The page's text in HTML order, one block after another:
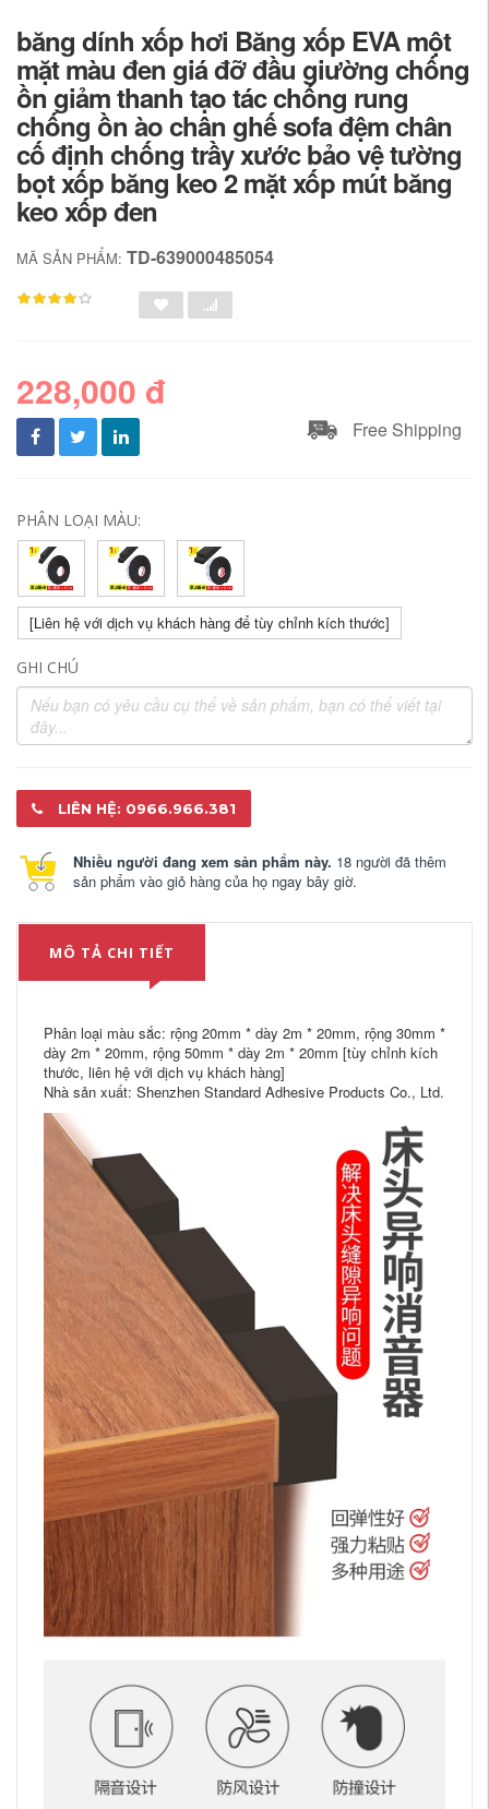
băng dính xốp hơi Băng xốp EVA một
mặt màu đen giá đỡ đầu giường chống
ồn giảm thanh tạo tác chống rung
chống ồn ào chân ghế sofa đệm chân
cố định chống trầy xước bảo vệ tường
bọt xốp băng keo 2 mặt xốp mút băng
keo xốp đen
MÃ SẢN PHẨM: TD-639000485054
228,000 đ
Free Shipping
PHÂN LOẠI MÀU:
[Liên hệ với dịch vụ khách hàng để tùy chỉnh kích thước]
GHI CHÚ
LIÊN HỆ: 0966.966.381
Nhiều người đang xem sản phẩm này. 18 người đã thêm
sản phẩm vào giỏ hàng của họ ngay bây giờ.
MÔ TẢ CHI TIẾT
Phân loại màu sắc: rộng 20mm * dày 2m * 20mm, rộng 30mm *
dày 2m * 20mm, rộng 50mm * dày 2m * 20mm [tùy chỉnh kích
thước, liên hệ với dịch vụ khách hàng]
Nhà sản xuất: Shenzhen Standard Adhesive Products Co., Ltd.